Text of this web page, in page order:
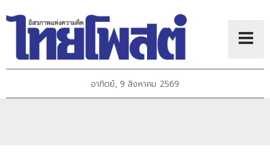
อาทิตย์, 9 สิงหาคม 2569